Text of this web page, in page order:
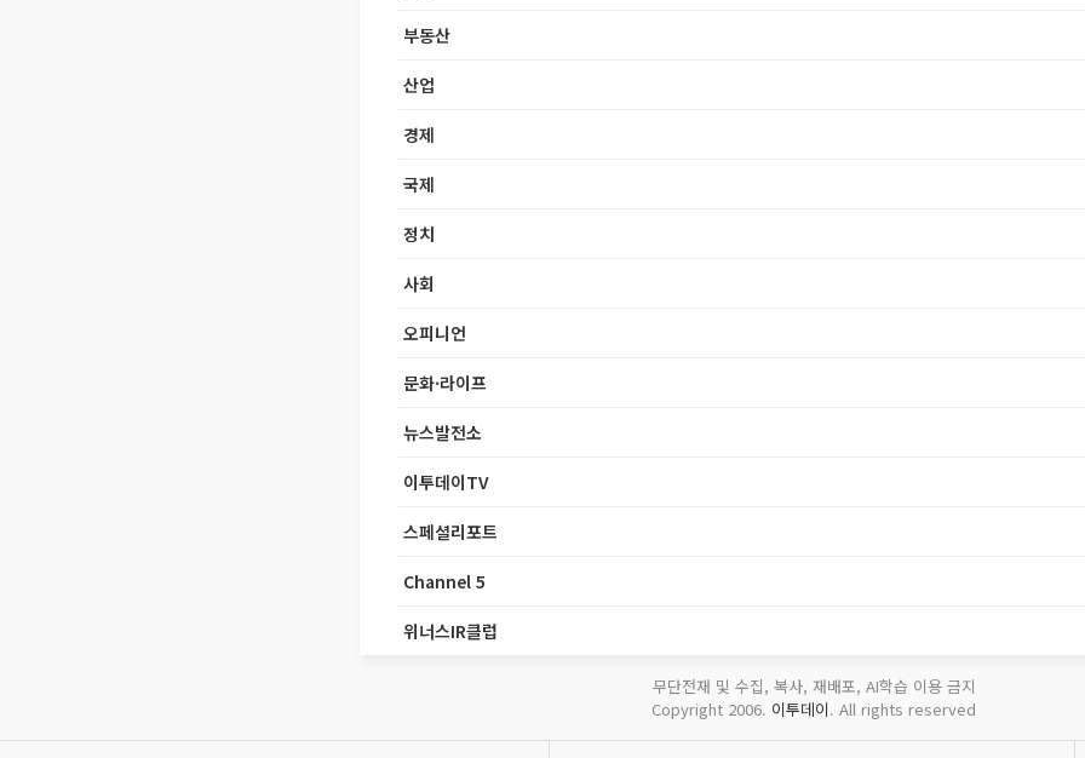
부동산
산업
경제
국제
정치
사회
오피니언
문화·라이프
뉴스발전소
이투데이TV
스페셜리포트
Channel 5
위너스IR클럽
무단전재 및 수집, 복사, 재배포, AI학습 이용 금지
Copyright 2006. 이투데이. All rights reserved